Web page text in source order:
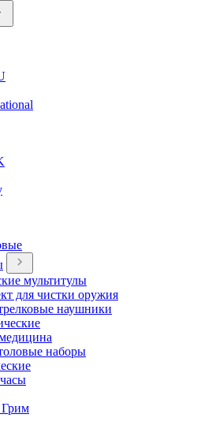
мультитулы
для чистки оружия
наушники
наборы
Грим